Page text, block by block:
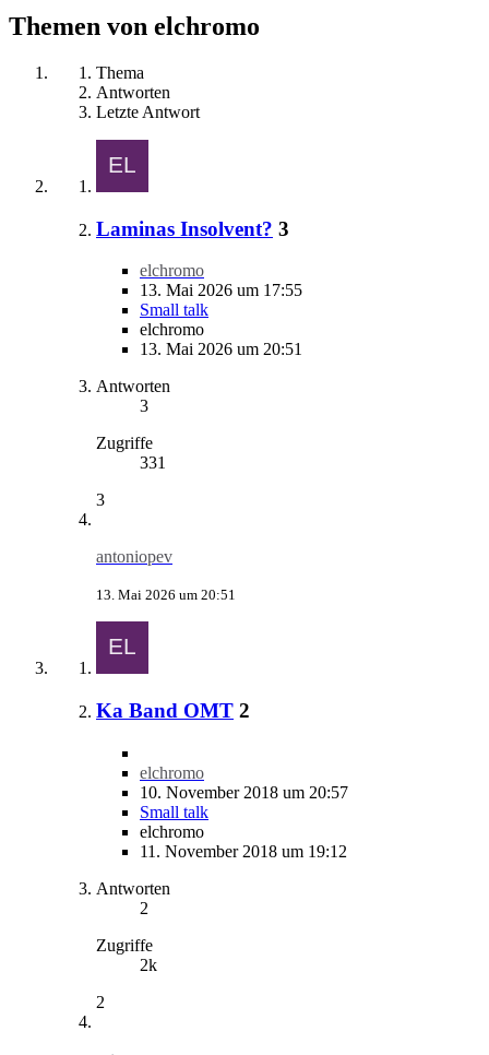
Themen von elchromo
Thema
Antworten
Letzte Antwort
Laminas Insolvent? 3
elchromo
13. Mai 2026 um 17:55
Small talk
elchromo
13. Mai 2026 um 20:51
Antworten
3
Zugriffe
331
3
antoniopev
13. Mai 2026 um 20:51
Ka Band OMT 2
elchromo
10. November 2018 um 20:57
Small talk
elchromo
11. November 2018 um 19:12
Antworten
2
Zugriffe
2k
2